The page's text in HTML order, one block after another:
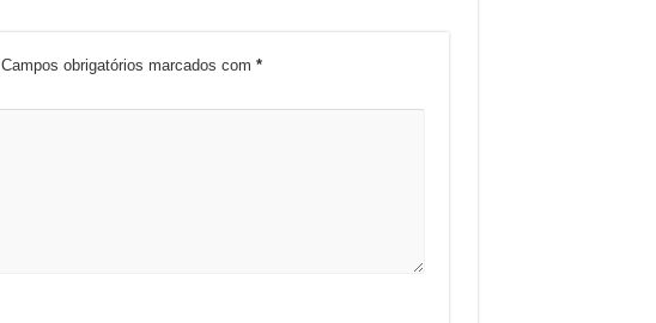
Campos obrigatórios marcados com *